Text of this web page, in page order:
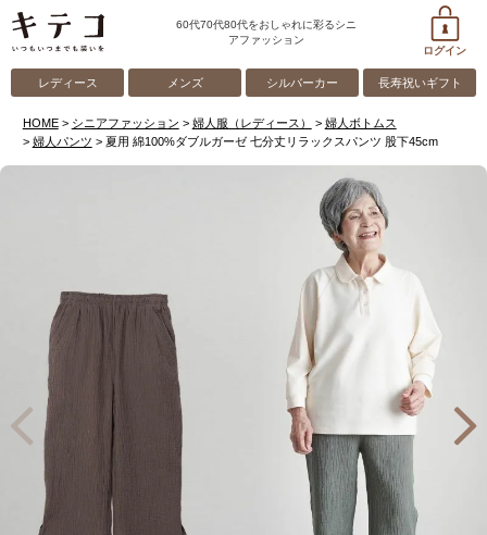
60代70代80代をおしゃれに彩るシニ
アファッション
ログイン
レディース メンズ シルバーカー 長寿祝いギフト
HOME シニアファッション 婦人服（レディース）
婦人ボトムス
婦人パンツ
夏用 綿100%ダブルガーゼ 七分丈リラックスパンツ 股下45cm